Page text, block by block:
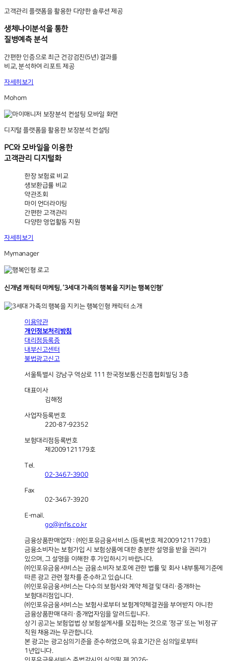
고객관리 플랫폼을 활용한 다양한 솔루션 제공
생체나이분석을 통한
질병예측 분석
간편한 인증으로 최근 건강검진(5년) 결과를
비교, 분석하여 리포트 제공
자세히보기
Mohom
디지털 플랫폼을 활용한 보장분석 컨설팅
PC와 모바일을 이용한
고객관리 디지털화
한장 보험료 비교
생보환급률 비교
약관조회
마이 언더라이팅
간편한 고객관리
다양한 영업활동 지원
자세히보기
Mymanager
신개념 캐릭터 마케팅, ‘3세대 가족의 행복을 지키는 행복인형’
이용약관
개인정보처리방침
대리점등록증
내부신고센터
불법광고신고
서울특별시 강남구 역삼로 111 한국정보통신진흥협회빌딩 3층
대표이사
김해정
사업자등록번호
220-87-92352
보험대리점등록번호
제2009121179호
Tel.
02-3467-3900
Fax
02-3467-3920
E-mail.
go@infis.co.kr
금융상품판매업자 : ㈜인포유금융서비스 (등록번호 제2009121179호)
금융소비자는 보험가입 시 보험상품에 대한 충분한 설명을 받을 권리가
있으며, 그 설명을 이해한 후 가입하시기 바랍니다.
㈜인포유금융서비스는 금융소비자 보호에 관한 법률 및 회사 내부통제기준에
따른 광고 관련 절차를 준수하고 있습니다.
㈜인포유금융서비스는 다수의 보험사와 계약 체결 및 대리·중개하는
보험대리점입니다.
㈜인포유금융서비스는 보험사로부터 보험계약체결권을 부여받지 아니한
금융상품판매 대리·중개업자임을 알려드립니다.
상기 공고는 보험업법 상 보험설계사를 모집하는 것으로 ‘정규’ 또는 ‘비정규’
직원 채용과는 무관합니다.
본 광고는 광고심의기준을 준수하였으며, 유효기간은 심의일로부터
1년입니다.